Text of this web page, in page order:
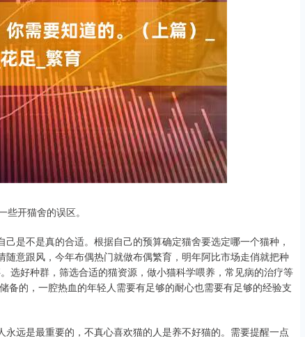
开猫舍的误区。
是不是真的合适。根据自己的预算确定猫舍要选定哪一个猫种，
意跟风，今年布偶热门就做布偶繁育，明年阿比市场走俏就把种
选好种群，筛选合适的猫资源，做小猫科学喂养，常见病的治疗等
的，一腔热血的年轻人需要有足够的耐心也需要有足够的经验支
远是最重要的，不真心喜欢猫的人是养不好猫的。需要提醒一点